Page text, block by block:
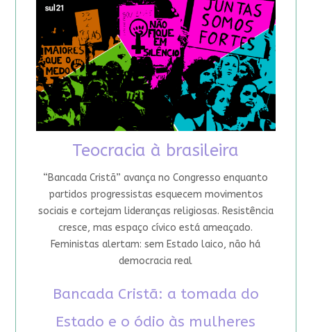
Teocracia à brasileira
“Bancada Cristã” avança no Congresso enquanto
partidos progressistas esquecem movimentos
sociais e cortejam lideranças religiosas. Resistência
cresce, mas espaço cívico está ameaçado.
Feministas alertam: sem Estado laico, não há
democracia real
Bancada Cristã: a tomada do
Estado e o ódio às mulheres